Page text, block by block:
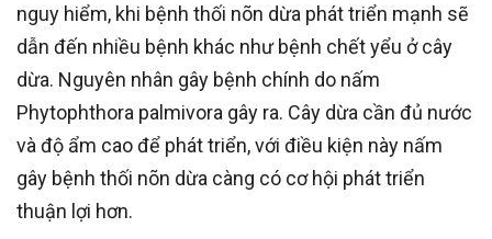
nguy hiểm, khi bệnh thối nõn dừa phát triển mạnh sẽ
dẫn đến nhiều bệnh khác như bệnh chết yểu ở cây
dừa. Nguyên nhân gây bệnh chính do nấm
Phytophthora palmivora gây ra. Cây dừa cần đủ nước
và độ ẩm cao để phát triển, với điều kiện này nấm
gây bệnh thối nõn dừa càng có cơ hội phát triển
thuận lợi hơn.